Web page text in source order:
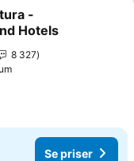
-
Hotels
8 327
Se priser